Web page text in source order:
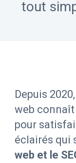
tout
Depuis
web connaît
pour
éclairés qui
web et le